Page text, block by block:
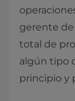
gerente de
total de
algún tipo
principio y